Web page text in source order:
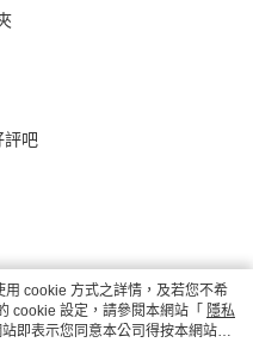
評吧
cookie 方式之詳情，及若您不希
cookie 設定，請參閱本網站「 隱私
即表示您同意本公司得按本網站使